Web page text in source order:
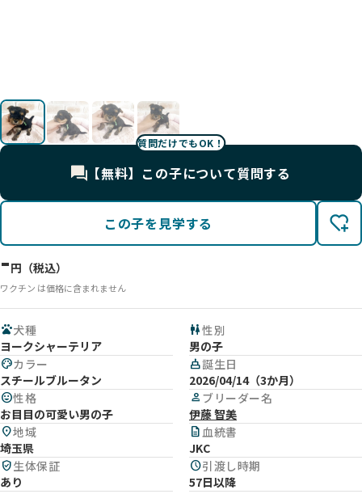
質問だけでもOK！
【無料】この子について質問する
この子を見学する
-円（税込）
ワクチン は価格に含まれません
pets犬種
ヨークシャーテリア
wc性別
男の子
paletteカラー
スチールブルータン
cake誕生日
2026/04/14（3か月）
mood性格
お目目の可愛い男の子
person ブリーダー名
伊藤 智美
location_on地域
埼玉県
description血統書
JKC
verified_user生体保証
あり
schedule引渡し時期
57日以降